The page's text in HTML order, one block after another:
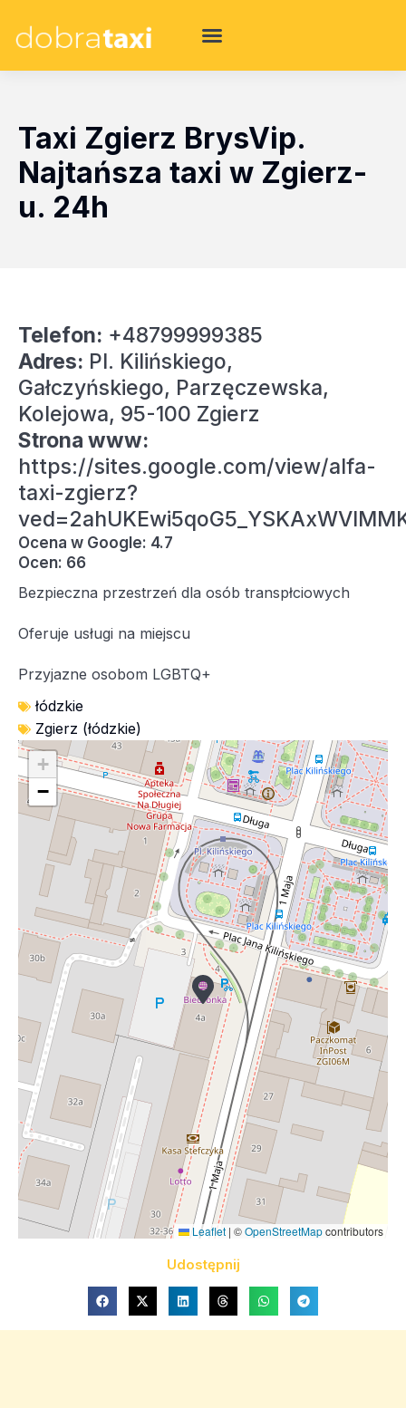
Taxi Zgierz BrysVip.
Najtańsza taxi w Zgierz-
u. 24h
Telefon: +48799999385
Adres: Pl. Kilińskiego,
Gałczyńskiego, Parzęczewska,
Kolejowa, 95-100 Zgierz
Strona www:
https://sites.google.com/view/alfa-
taxi-zgierz?
Ocena w Google: 4.7
Ocen: 66
Bezpieczna przestrzeń dla osób transpłciowych
Oferuje usługi na miejscu
Przyjazne osobom LGBTQ+
łódzkie
Zgierz (łódzkie)
+
−
Leaflet | ©OpenStreetMapcontributors
Udostępnij